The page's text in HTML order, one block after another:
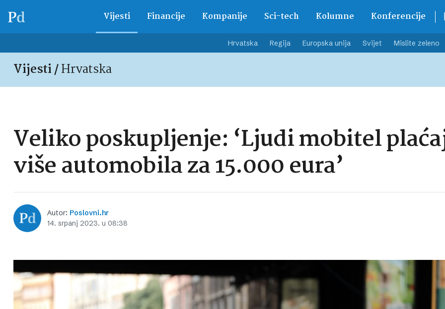
Vijesti Financije Kompanije Sci-tech Kolumne Konferencije
Hrvatska Regija Europska unija Svijet Mislite zeleno
Vijesti /Hrvatska
Veliko poskupljenje: ‘Ljudi mobitel
više automobila za 15.000 eura’
Autor: Poslovni.hr
14. srpanj 2023. u 08:38